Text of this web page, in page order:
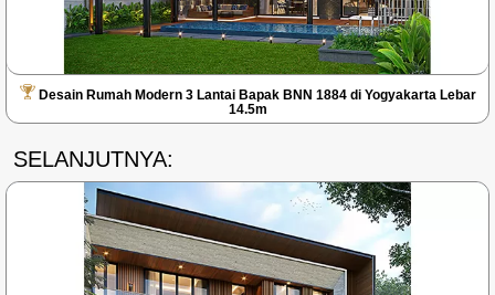
Desain Rumah Modern 3 Lantai Bapak BNN 1884 di Yogyakarta Lebar
14.5m
SELANJUTNYA: